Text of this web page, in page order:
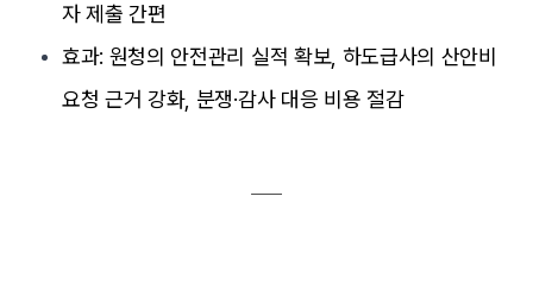
자 제출 간편
효과: 원청의 안전관리 실적 확보, 하도급사의 산안비
요청 근거 강화, 분쟁·감사 대응 비용 절감